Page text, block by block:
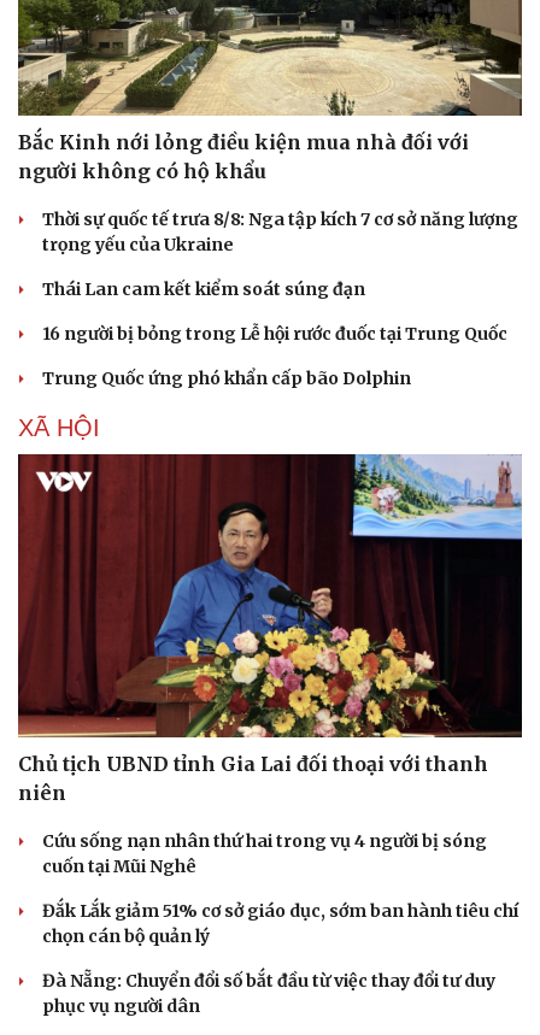
eSports
Hậu trường
Bắc Kinh nới lỏng điều kiện mua nhà đối với
người không có hộ khẩu
Thời sự quốc tế trưa 8/8: Nga tập kích 7 cơ sở năng lượng
trọng yếu của Ukraine
Thái Lan cam kết kiểm soát súng đạn
16 người bị bỏng trong Lễ hội rước đuốc tại Trung Quốc
Trung Quốc ứng phó khẩn cấp bão Dolphin
XÃ HỘI
Chủ tịch UBND tỉnh Gia Lai đối thoại với thanh
niên
Cứu sống nạn nhân thứ hai trong vụ 4 người bị sóng
cuốn tại Mũi Nghê
Đắk Lắk giảm 51% cơ sở giáo dục, sớm ban hành tiêu chí
chọn cán bộ quản lý
Đà Nẵng: Chuyển đổi số bắt đầu từ việc thay đổi tư duy
phục vụ người dân